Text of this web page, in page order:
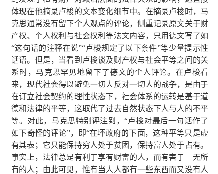
体现在他摘录卢梭的文本变化细节中。在摘录卢梭时，马
克思通常没有留下个人观点的评论，侧重记录原文关于财
产权、个人权利与社会权利等法文内容，只用德文写了如
“这句话的注释在说”“卢梭规定了以下条件”等少量提示性
话语。但是，当看到卢梭谈及财产权与社会平等之间的关
系时，马克思罕见地留下了德文的个人评论。在卢梭看
来，现代社会得以避免一切人反对一切人的战争，是由于
在订立社会契约的理性状态下，社会体系的运转是基于道
德和法律的平等，这取代了过去自然状态下人与人的不平
等。对此，马克思特别评注到，“卢梭对最后一句话作了
如下奇怪的评论”，即“在坏政府的下面，这种平等只是虚
有其表；它只能保持穷人处于贫困，保持富人处于占有。
事实上，法律总是有利于享有财富的人，而有害于一无所
有的人；由此可见，惟有当人人都有一些东西而又没有人